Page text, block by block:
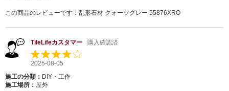
この商品のレビューです： 乱形石材 クォーツグレー 55876XRO
TileLifeカスタマー 購入確認済
2025-08-05
施工の分類： DIY・工作
施工場所： 屋外